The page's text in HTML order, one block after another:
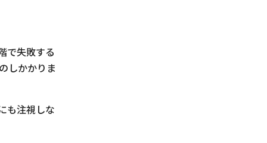
で失敗する
しかかりま
も注視しな